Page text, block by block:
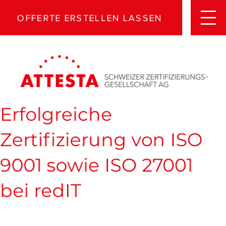
OFFERTE ERSTELLEN LASSEN
Erfolgreiche
Zertifizierung von ISO
9001 sowie ISO 27001
bei redIT